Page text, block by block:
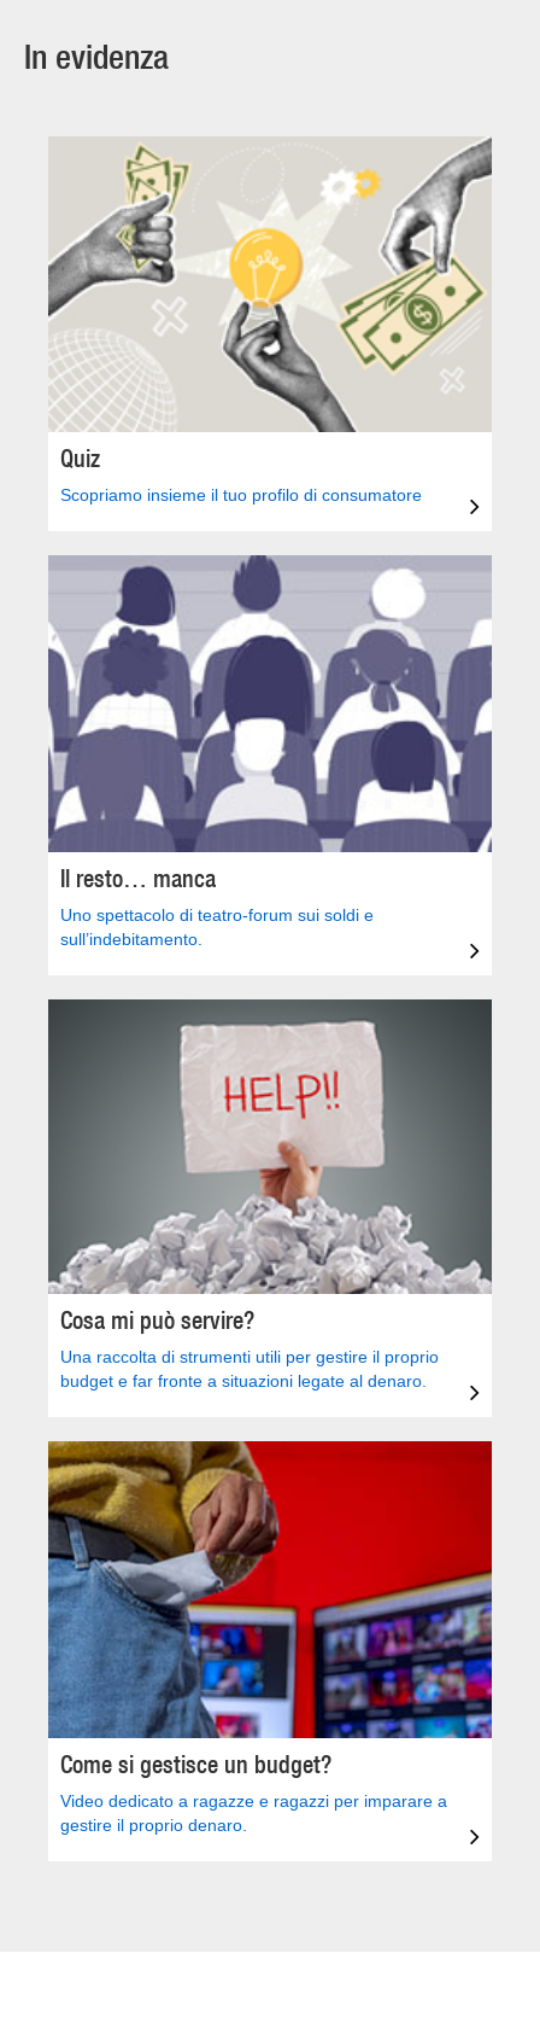
In evidenza
Quiz
Scopriamo insieme il tuo profilo di consumatore
Il resto… manca
Uno spettacolo di teatro-forum sui soldi e
sull’indebitamento.
Cosa mi può servire?
Una raccolta di strumenti utili per gestire il proprio
budget e far fronte a situazioni legate al denaro.
Come si gestisce un budget?
Video dedicato a ragazze e ragazzi per imparare a
gestire il proprio denaro.